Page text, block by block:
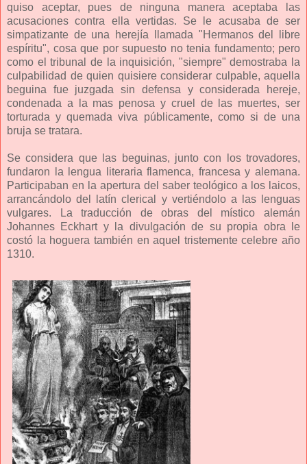
quiso aceptar, pues de ninguna manera aceptaba las
acusaciones contra ella vertidas. Se le acusaba de ser
simpatizante de una herejía llamada "Hermanos del libre
espíritu", cosa que por supuesto no tenia fundamento; pero
como el tribunal de la inquisición, "siempre" demostraba la
culpabilidad de quien quisiere considerar culpable, aquella
beguina fue juzgada sin defensa y considerada hereje,
condenada a la mas penosa y cruel de las muertes, ser
torturada y quemada viva públicamente, como si de una
bruja se tratara.
Se considera que las beguinas, junto con los trovadores,
fundaron la lengua literaria flamenca, francesa y alemana.
Participaban en la apertura del saber teológico a los laicos,
arrancándolo del latín clerical y vertiéndolo a las lenguas
vulgares. La traducción de obras del místico alemán
Johannes Eckhart y la divulgación de su propia obra le
costó la hoguera también en aquel tristemente celebre año
1310.